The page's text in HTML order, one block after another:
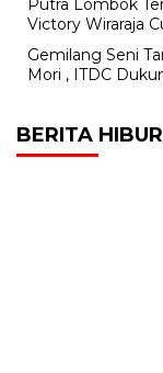
Putra Lombok
Victory Wiraraja
Gemilang Seni
Mori , ITDC
BERITA